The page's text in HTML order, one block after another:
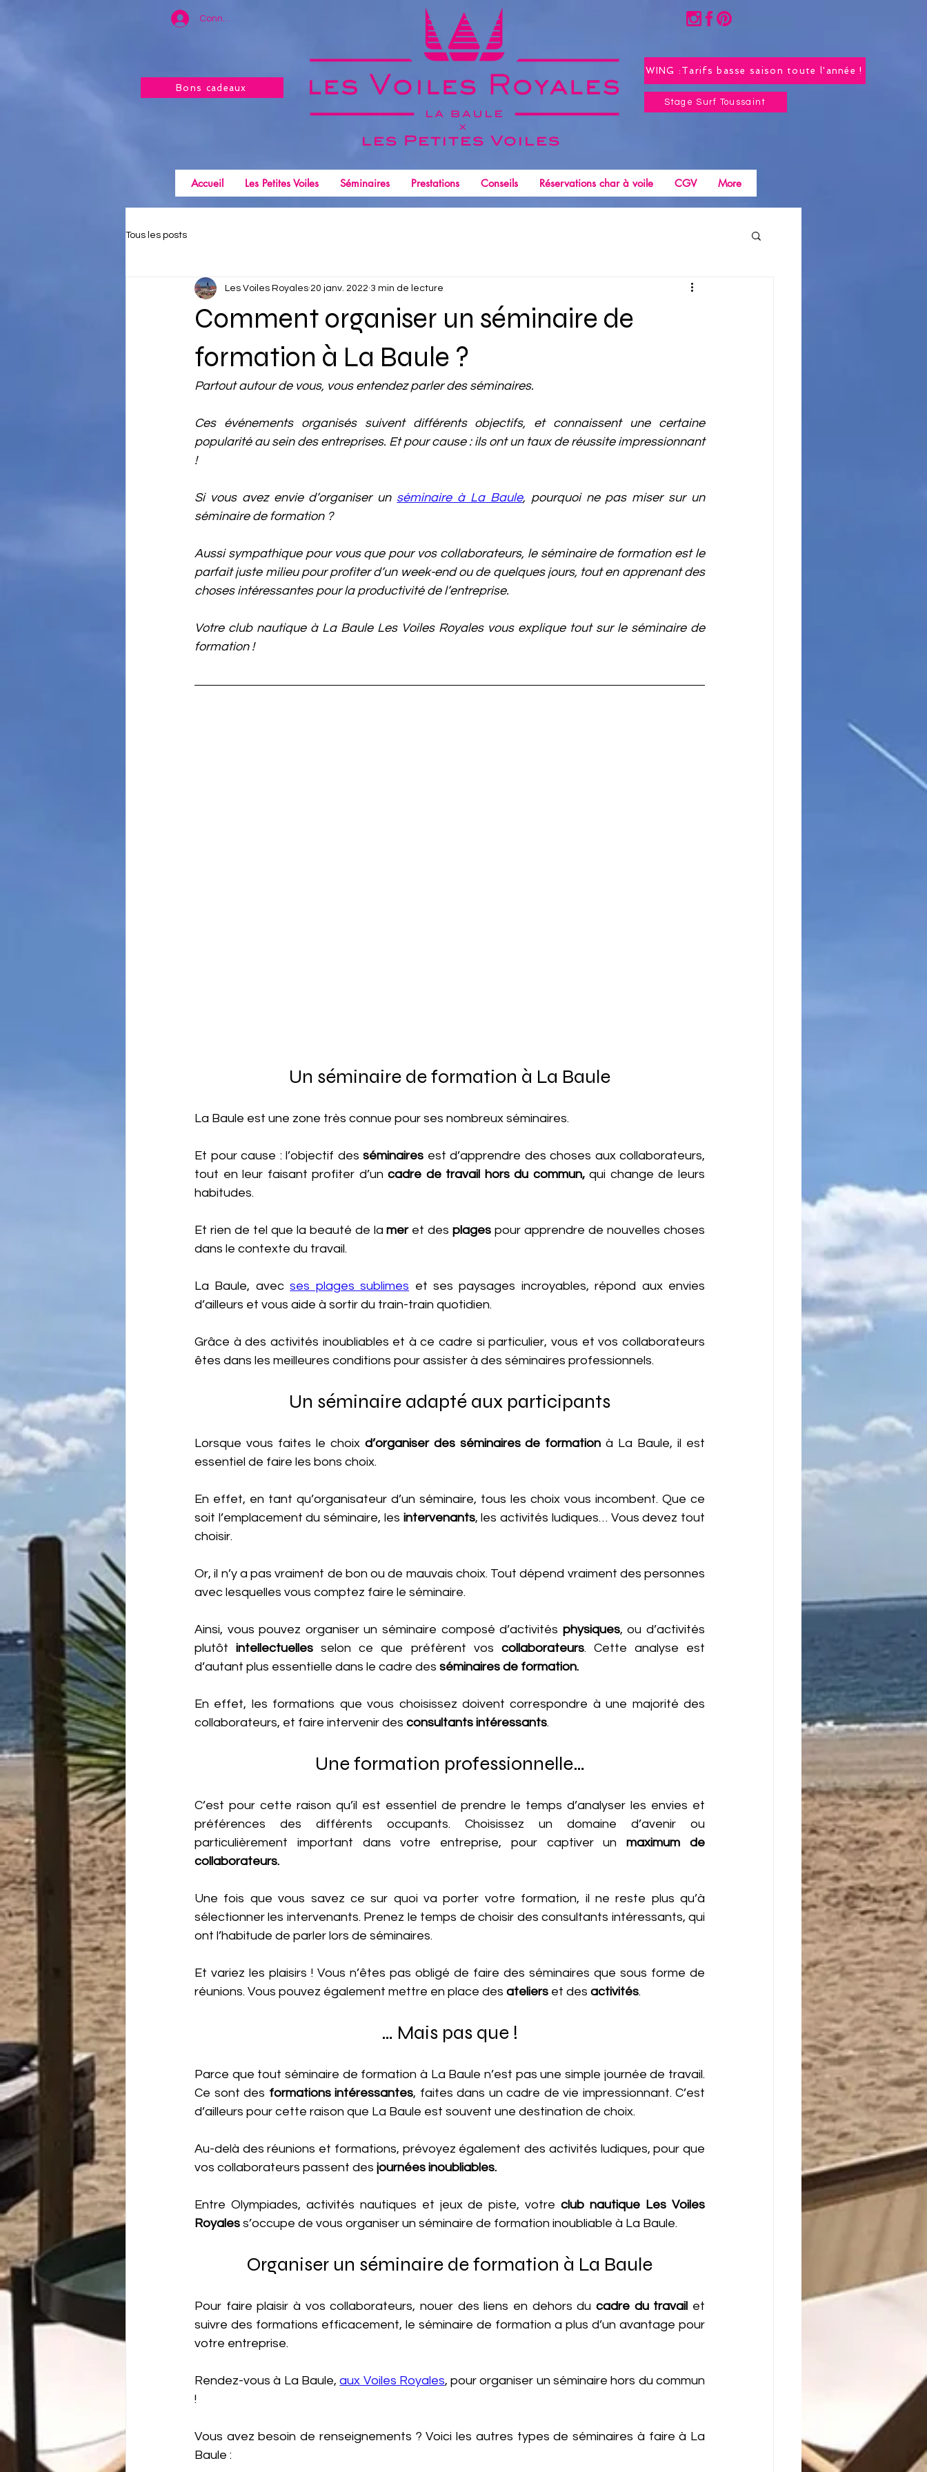
Connexion
Bons cadeaux
x
les Petites Voiles
WING :Tarifs basse saison toute l'année !
Stage Surf Toussaint
Accueil Les Petites Voiles Séminaires Prestations Conseils Réservations char à voile CGV More
Tous les posts
Comment organiser un séminaire de
formation à La Baule ?
Les Voiles Royales 20 janv. 2022 3 min de lecture
Partout autour de vous, vous entendez parler des séminaires.
Ces événements organisés suivent différents objectifs, et connaissent une certaine
popularité au sein des entreprises. Et pour cause : ils ont un taux de réussite impressionnant
!
Si vous avez envie d’organiser un séminaire à La Baule, pourquoi ne pas miser sur un
séminaire de formation ?
Aussi sympathique pour vous que pour vos collaborateurs, le séminaire de formation est le
parfait juste milieu pour profiter d’un week-end ou de quelques jours, tout en apprenant des
choses intéressantes pour la productivité de l’entreprise.
Votre club nautique à La Baule Les Voiles Royales vous explique tout sur le séminaire de
formation !
Un séminaire de formation à La Baule
La Baule est une zone très connue pour ses nombreux séminaires.
Et pour cause : l’objectif des séminaires est d’apprendre des choses aux collaborateurs,
tout en leur faisant profiter d’un cadre de travail hors du commun, qui change de leurs
habitudes.
Et rien de tel que la beauté de la mer et des plages pour apprendre de nouvelles choses
dans le contexte du travail.
La Baule, avec ses plages sublimes et ses paysages incroyables, répond aux envies
d’ailleurs et vous aide à sortir du train-train quotidien.
Grâce à des activités inoubliables et à ce cadre si particulier, vous et vos collaborateurs
êtes dans les meilleures conditions pour assister à des séminaires professionnels.
Un séminaire adapté aux participants
Lorsque vous faites le choix d’organiser des séminaires de formation à La Baule, il est
essentiel de faire les bons choix.
En effet, en tant qu’organisateur d’un séminaire, tous les choix vous incombent. Que ce
soit l’emplacement du séminaire, les intervenants, les activités ludiques… Vous devez tout
choisir.
Or, il n’y a pas vraiment de bon ou de mauvais choix. Tout dépend vraiment des personnes
avec lesquelles vous comptez faire le séminaire.
Ainsi, vous pouvez organiser un séminaire composé d’activités physiques, ou d’activités
plutôt intellectuelles selon ce que préfèrent vos collaborateurs. Cette analyse est
d’autant plus essentielle dans le cadre des séminaires de formation.
En effet, les formations que vous choisissez doivent correspondre à une majorité des
collaborateurs, et faire intervenir des consultants intéressants.
Une formation professionnelle…
C’est pour cette raison qu’il est essentiel de prendre le temps d’analyser les envies et
préférences des différents occupants. Choisissez un domaine d’avenir ou
particulièrement important dans votre entreprise, pour captiver un maximum de
collaborateurs.
Une fois que vous savez ce sur quoi va porter votre formation, il ne reste plus qu’à
sélectionner les intervenants. Prenez le temps de choisir des consultants intéressants, qui
ont l’habitude de parler lors de séminaires.
Et variez les plaisirs ! Vous n’êtes pas obligé de faire des séminaires que sous forme de
réunions. Vous pouvez également mettre en place des ateliers et des activités.
… Mais pas que !
Parce que tout séminaire de formation à La Baule n’est pas une simple journée de travail.
Ce sont des formations intéressantes, faites dans un cadre de vie impressionnant. C’est
d’ailleurs pour cette raison que La Baule est souvent une destination de choix.
Au-delà des réunions et formations, prévoyez également des activités ludiques, pour que
vos collaborateurs passent des journées inoubliables.
Entre Olympiades, activités nautiques et jeux de piste, votre club nautique Les Voiles
Royales s’occupe de vous organiser un séminaire de formation inoubliable à La Baule.
Organiser un séminaire de formation à La Baule
Pour faire plaisir à vos collaborateurs, nouer des liens en dehors du cadre du travail et
suivre des formations efficacement, le séminaire de formation a plus d’un avantage pour
votre entreprise.
Rendez-vous à La Baule, aux Voiles Royales, pour organiser un séminaire hors du commun
!
Vous avez besoin de renseignements ? Voici les autres types de séminaires à faire à La
Baule :